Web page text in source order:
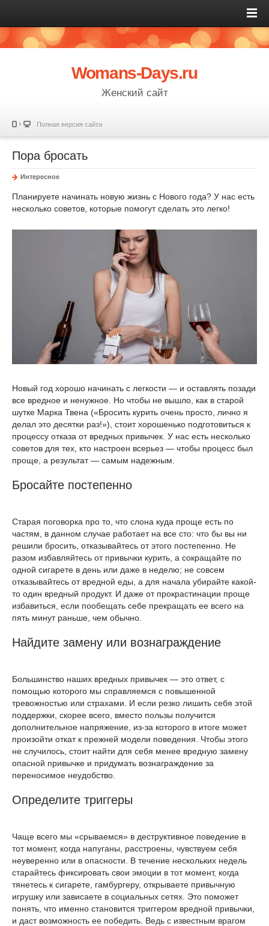
Womans-Days.ru
Женский сайт
Полная версия сайта
Пора бросать
Интересное
Планируете начинать новую жизнь с Нового года? У нас есть
несколько советов, которые помогут сделать это легко!
Новый год хорошо начинать с легкости — и оставлять позади
все вредное и ненужное. Но чтобы не вышло, как в старой
шутке Марка Твена («Бросить курить очень просто, лично я
делал это десятки раз!»), стоит хорошенько подготовиться к
процессу отказа от вредных привычек. У нас есть несколько
советов для тех, кто настроен всерьез — чтобы процесс был
проще, а результат — самым надежным.
Бросайте постепенно
Старая поговорка про то, что слона куда проще есть по
частям, в данном случае работает на все сто: что бы вы ни
решили бросить, отказывайтесь от этого постепенно. Не
разом избавляйтесь от привычки курить, а сокращайте по
одной сигарете в день или даже в неделю; не совсем
отказывайтесь от вредной еды, а для начала убирайте какой-
то один вредный продукт. И даже от прокрастинации проще
избавиться, если пообещать себе прекращать ее всего на
пять минут раньше, чем обычно.
Найдите замену или вознаграждение
Большинство наших вредных привычек — это ответ, с
помощью которого мы справляемся с повышенной
тревожностью или страхами. И если резко лишить себя этой
поддержки, скорее всего, вместо пользы получится
дополнительное напряжение, из-за которого в итоге может
произойти откат к прежней модели поведения. Чтобы этого
не случилось, стоит найти для себя менее вредную замену
опасной привычке и придумать вознаграждение за
переносимое неудобство.
Определите триггеры
Чаще всего мы «срываемся» в деструктивное поведение в
тот момент, когда напуганы, расстроены, чувствуем себя
неуверенно или в опасности. В течение нескольких недель
старайтесь фиксировать свои эмоции в тот момент, когда
тянетесь к сигарете, гамбургеру, открываете привычную
игрушку или зависаете в социальных сетях. Это поможет
понять, что именно становится триггером вредной привычки,
и даст возможность ее победить. Ведь с известным врагом